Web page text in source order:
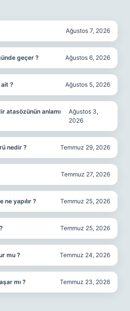
Ağustos 7, 2026
geçer ? Ağustos 6, 2026
? Ağustos 5, 2026
atasözünün anlamı
Ağustos 3,
2026
nedir ? Temmuz 29, 2026
Temmuz 27, 2026
ne yapılır ? Temmuz 25, 2026
Temmuz 25, 2026
mu ? Temmuz 24, 2026
mı ? Temmuz 23, 2026